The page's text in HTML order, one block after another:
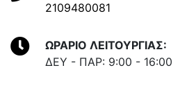
2109480081
ΩΡΑΡΙΟ ΛΕΙΤΟΥΡΓΙΑΣ:
ΔΕΥ - ΠΑΡ: 9:00 - 16:00